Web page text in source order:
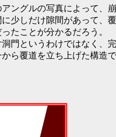
ングルの写真によって、
少しだけ隙間があって、
たことが分かるだろう。
門というわけではなく、
ら覆道を立ち上げた構造